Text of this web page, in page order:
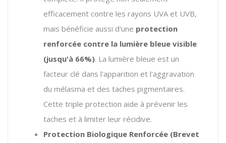
efficacement contre les rayons UVA et UVB,
mais bénéficie aussi d'une protection
renforcée contre la lumière bleue visible
(jusqu'à 66%). La lumière bleue est un
facteur clé dans l'apparition et l'aggravation
du mélasma et des taches pigmentaires.
Cette triple protection aide à prévenir les
taches et à limiter leur récidive.
Protection Biologique Renforcée (Brevet